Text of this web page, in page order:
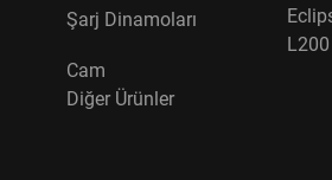
Şarj Dinamoları
Cam
Diğer Ürünler
L200